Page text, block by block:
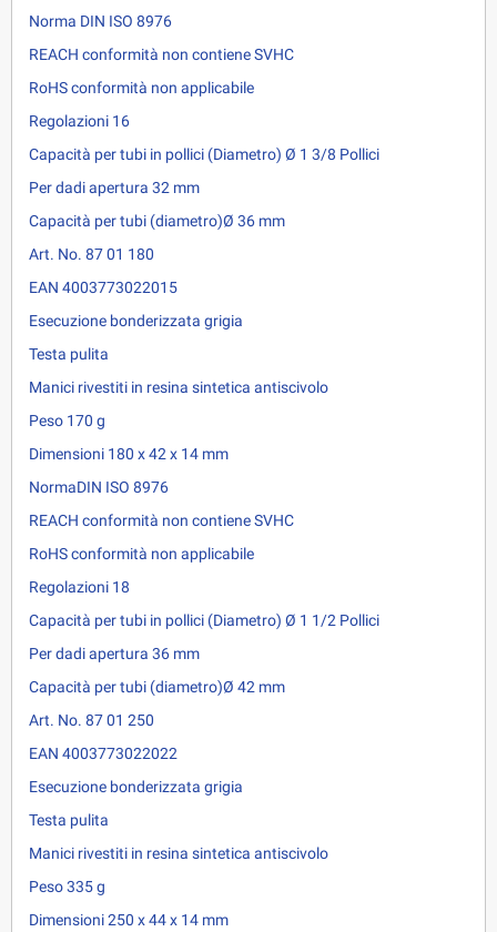
Norma DIN ISO 8976
REACH conformità non contiene SVHC
RoHS conformità non applicabile
Regolazioni 16
Capacità per tubi in pollici (Diametro) Ø 1 3/8 Pollici
Per dadi apertura 32 mm
Capacità per tubi (diametro)Ø 36 mm
Art. No. 87 01 180
EAN 4003773022015
Esecuzione bonderizzata grigia
Testa pulita
Manici rivestiti in resina sintetica antiscivolo
Peso 170 g
Dimensioni 180 x 42 x 14 mm
NormaDIN ISO 8976
REACH conformità non contiene SVHC
RoHS conformità non applicabile
Regolazioni 18
Capacità per tubi in pollici (Diametro) Ø 1 1/2 Pollici
Per dadi apertura 36 mm
Capacità per tubi (diametro)Ø 42 mm
Art. No. 87 01 250
EAN 4003773022022
Esecuzione bonderizzata grigia
Testa pulita
Manici rivestiti in resina sintetica antiscivolo
Peso 335 g
Dimensioni 250 x 44 x 14 mm